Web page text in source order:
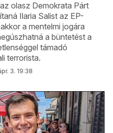
olasz Demokrata Párt
Ilaria Salist az EP-
a mentelmi jogára
a büntetést a
támadó
terrorista.
3. 19:38